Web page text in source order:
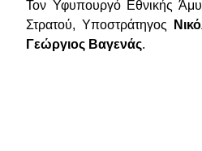
Τον Υφυπουργό Εθνικής
Στρατού, Υποστράτηγος
Γεώργιος Βαγενάς.